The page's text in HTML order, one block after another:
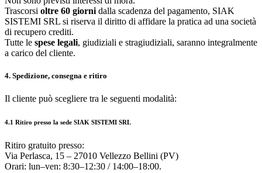
Trascorsi oltre 60 giorni dalla scadenza del pagamento, SIAK
SISTEMI SRL si riserva il diritto di affidare la pratica ad una società
di recupero crediti.
Tutte le spese legali, giudiziali e stragiudiziali, saranno integralmente
a carico del cliente.
4. Spedizione, consegna e ritiro
Il cliente può scegliere tra le seguenti modalità:
4.1 Ritiro presso la sede SIAK SISTEMI SRL
Ritiro gratuito presso:
Via Perlasca, 15 – 27010 Vellezzo Bellini (PV)
Orari: lun–ven: 8:30–12:30 / 14:00–18:00.